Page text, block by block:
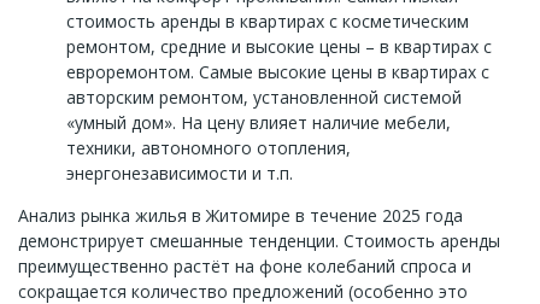
стоимость аренды в квартирах с косметическим
ремонтом, средние и высокие цены – в квартирах с
евроремонтом. Самые высокие цены в квартирах с
авторским ремонтом, установленной системой
«умный дом». На цену влияет наличие мебели,
техники, автономного отопления,
энергонезависимости и т.п.
Анализ рынка жилья в Житомире в течение 2025 года
демонстрирует смешанные тенденции. Стоимость аренды
преимущественно растёт на фоне колебаний спроса и
сокращается количество предложений (особенно это